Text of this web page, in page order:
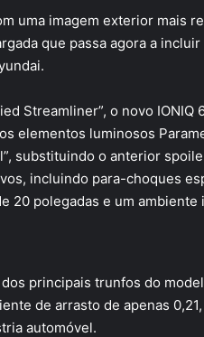
uma imagem exterior mais
que passa agora a
Streamliner”, o novo
elementos luminosos
substituindo o anterior
incluindo para-choques
20 polegadas e um
principais trunfos do
de arrasto de apenas
automóvel.